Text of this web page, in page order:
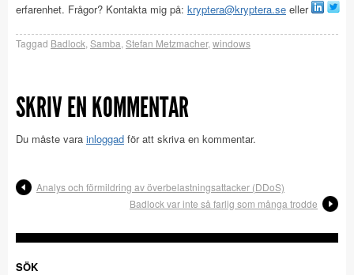
erfarenhet. Frågor? Kontakta mig på: kryptera@kryptera.se eller
Taggad Badlock Samba Stefan Metzmacher, windows
SKRIV EN KOMMENTAR
Du måste vara inloggad för att skriva en kommentar.
Analys och förmildring av överbelastningsattacker (DDoS)
Badlock var inte så farlig som många trodde
SÖK